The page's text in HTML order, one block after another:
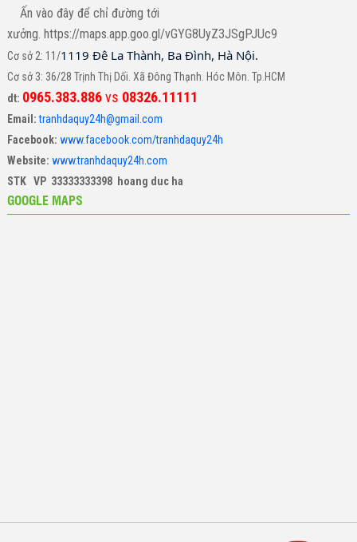
Ấn vào đây để chỉ đường tới
xưởng. https://maps.app.goo.gl/vGYG8UyZ3JSgPJUc9
Cơ sở 2: 11/1119 Đê La Thành, Ba Đình, Hà Nội.
Cơ sở 3: 36/28 Trịnh Thị Dối. Xã Đông Thạnh. Hóc Môn. Tp.HCM
dt: 0965.383.886vs 08326.11111
Email: tranhdaquy24h@gmail.com
Facebook: www.facebook.com/tranhdaquy24h
Website: www.tranhdaquy24h.com
STK VP 33333333398 hoang duc ha
GOOGLE MAPS